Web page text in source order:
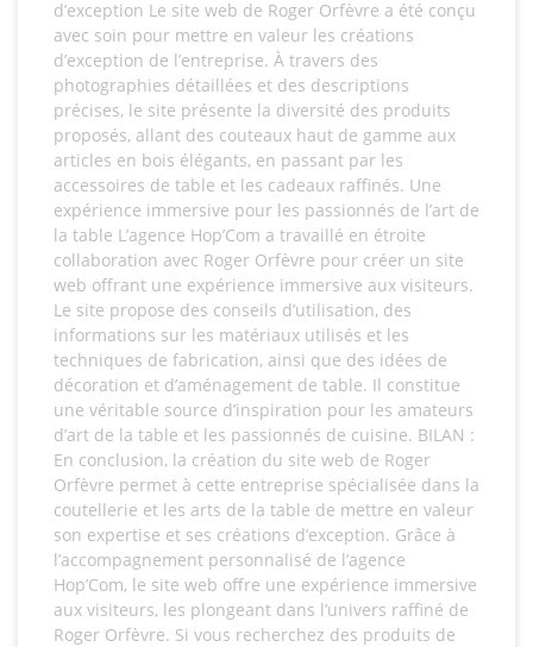
d’exception Le site web de Roger Orfèvre a été conçu
avec soin pour mettre en valeur les créations
d’exception de l’entreprise. À travers des
photographies détaillées et des descriptions
précises, le site présente la diversité des produits
proposés, allant des couteaux haut de gamme aux
articles en bois élégants, en passant par les
accessoires de table et les cadeaux raffinés. Une
expérience immersive pour les passionnés de l’art de
la table L’agence Hop’Com a travaillé en étroite
collaboration avec Roger Orfèvre pour créer un site
web offrant une expérience immersive aux visiteurs.
Le site propose des conseils d’utilisation, des
informations sur les matériaux utilisés et les
techniques de fabrication, ainsi que des idées de
décoration et d’aménagement de table. Il constitue
une véritable source d’inspiration pour les amateurs
d’art de la table et les passionnés de cuisine. BILAN :
En conclusion, la création du site web de Roger
Orfèvre permet à cette entreprise spécialisée dans la
coutellerie et les arts de la table de mettre en valeur
son expertise et ses créations d’exception. Grâce à
l’accompagnement personnalisé de l’agence
Hop’Com, le site web offre une expérience immersive
aux visiteurs, les plongeant dans l’univers raffiné de
Roger Orfèvre. Si vous recherchez des produits de